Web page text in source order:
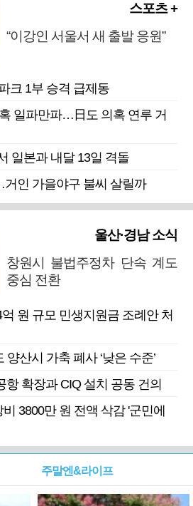
스포츠 +
“이강인 서울서 새 출발 응원”
크 1부 승격 급제동
혹 일파만파…日도 의혹 연루 거
일본과 내달 13일 격돌
거인 가을야구 불씨 살릴까
울산·경남 소식
창원시 불법주정차 단속 계도
중심 전환
원 규모 민생지원금 조례안 처
양산시 가축 폐사 ‘낮은 수준’
확장과 CIQ 설치 공동 건의
3800만 원 전액 삭감 '군민에
주말엔&라이프